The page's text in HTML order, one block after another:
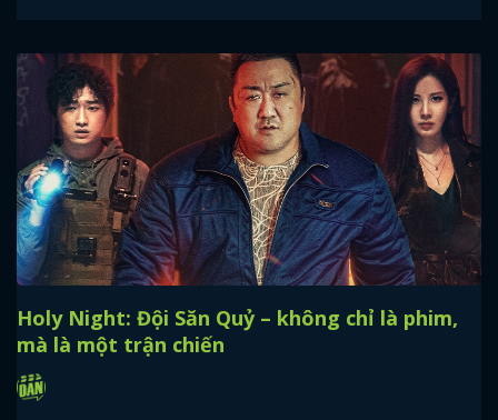
Holy Night: Đội Săn Quỷ – không chỉ là phim,
mà là một trận chiến